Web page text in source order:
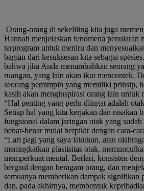
Orang-orang di sekeliling kita juga
Hannah menjelaskan fenomena penularan
terprogram untuk meniru dan
bagian dari kesuksesan kita sebagai
bahwa jika Anda menambahkan seorang
ruangan, yang lain akan ikut mencontek.
seorang pemimpin yang memiliki prinsip,
kasih akan menginspirasi orang lain untuk
“Hal penting yang perlu diingat adalah
Setiap hal yang kita kerjakan dan rasakan
fungsional dalam jaringan otak yang
benar-benar mulai berpikir dengan cara-
“Lari pagi yang saya lakukan, atau
meningkatkan plastisitas otak,
memperkuat mental. Berlari, konsisten
bergaul dengan beragam orang, dan
semuanya memberikan dampak signifikan
dan, pada akhirnya, membentuk